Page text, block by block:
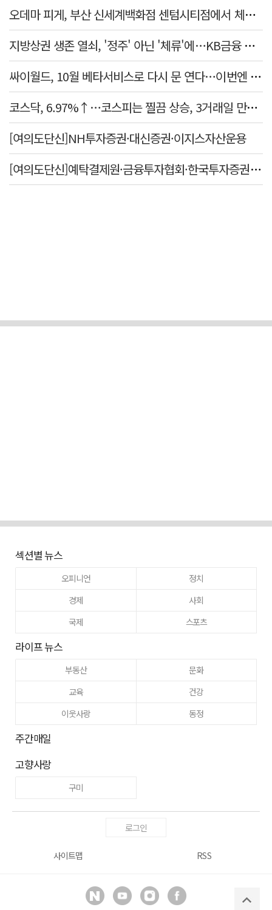
오데마 피게, 부산 신세계백화점 센텀시티점에서 체험형 전시 31일까지
지방상권 생존 열쇠, '정주' 아닌 '체류'에…KB금융 데이터로 본 소상공인 경제
싸이월드, 10월 베타서비스로 다시 문 연다…이번엔 진짜 부활할까
코스닥, 6.97%↑…코스피는 찔끔 상승, 3거래일 만에 반등
[여의도단신]NH투자증권·대신증권·이지스자산운용
[여의도단신]예탁결제원·금융투자협회·한국투자증권·미래에셋증권
섹션별 뉴스
오피니언
정치
경제
사회
국제
스포츠
라이프 뉴스
부동산
문화
교육
건강
이웃사랑
동정
주간매일
고향사랑
구미
로그인
사이트맵 RSS